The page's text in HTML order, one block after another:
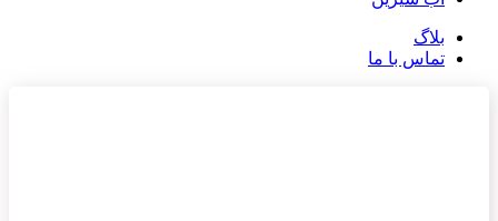
بلاگ
تماس با ما